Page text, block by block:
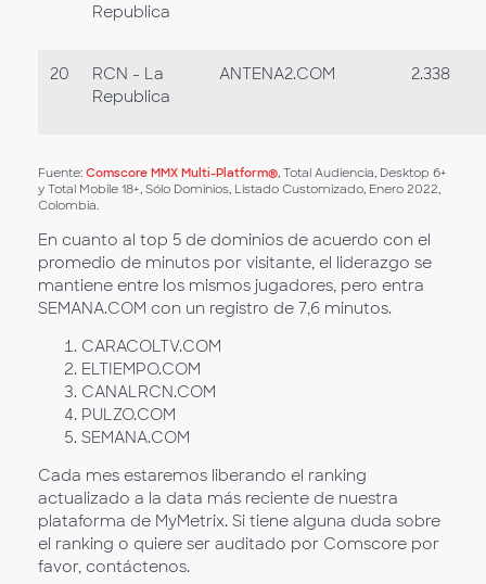
Republica
20
RCN - La
Republica
ANTENA2.COM 2.338
Fuente: Comscore MMX Multi-Platform® , Total Audiencia, Desktop 6+
y Total Mobile 18+, Sólo Dominios, Listado Customizado, Enero 2022,
Colombia.
En cuanto al top 5 de dominios de acuerdo con el
promedio de minutos por visitante, el liderazgo se
mantiene entre los mismos jugadores, pero entra
SEMANA.COM con un registro de 7,6 minutos.
CARACOLTV.COM
ELTIEMPO.COM
CANALRCN.COM
PULZO.COM
SEMANA.COM
Cada mes estaremos liberando el ranking
actualizado a la data más reciente de nuestra
plataforma de MyMetrix. Si tiene alguna duda sobre
el ranking o quiere ser auditado por Comscore por
favor, contáctenos.